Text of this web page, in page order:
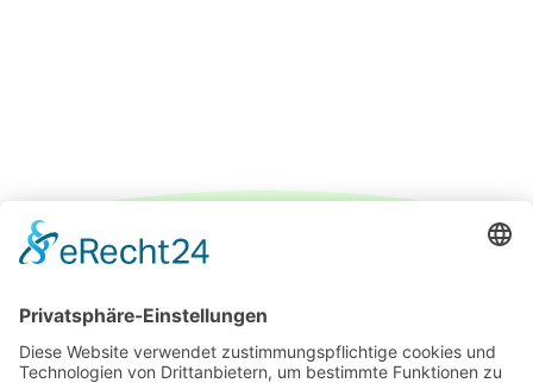
IMPRESSUM DATENSCHUTZERKLÄRUNG